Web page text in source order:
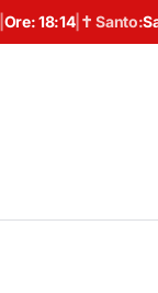
Ore:18:14| ✝ Santo: